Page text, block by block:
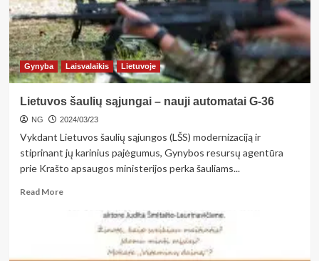
tuoktuvių
šokiai</strong>
Gynyba Laisvalaikis Lietuvoje
Lietuvos šaulių sąjungai – nauji automatai G-36
NG 2024/03/23
Vykdant Lietuvos šaulių sąjungos (LŠS) modernizaciją ir
stiprinant jų karinius pajėgumus, Gynybos resursų agentūra
prie Krašto apsaugos ministerijos perka šauliams...
Read MoreRead
<strong>Lietuvos
sąjungai